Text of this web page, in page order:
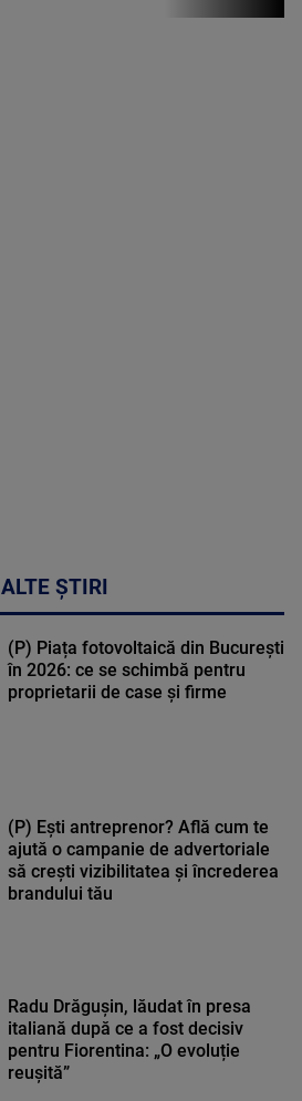
ALTE ȘTIRI
(P) Piața fotovoltaică din București
în 2026: ce se schimbă pentru
proprietarii de case și firme
(P) Ești antreprenor? Află cum te
ajută o campanie de advertoriale
să crești vizibilitatea și încrederea
brandului tău
Radu Drăgușin, lăudat în presa
italiană după ce a fost decisiv
pentru Fiorentina: „O evoluție
reușită”